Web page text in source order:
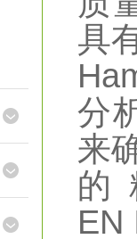
具
分
来
的
EN